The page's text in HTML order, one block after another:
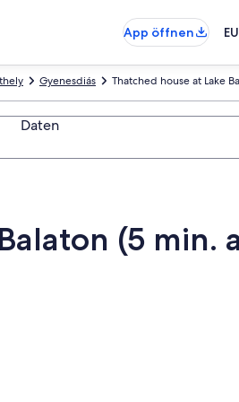
App öffnen
Thatched house at Lake
Gyenesdiás
Daten
(5 min.